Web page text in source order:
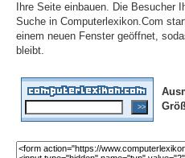
Ihre Seite einbauen. Die Besucher
Suche in Computerlexikon.Com
einem neuen Fenster geöffnet,
bleibt.